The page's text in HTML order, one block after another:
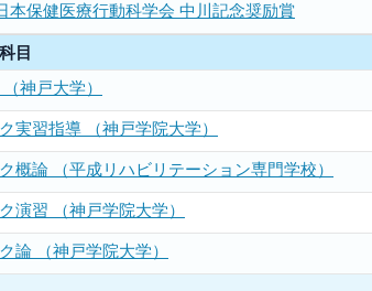
本保健医療行動科学会 中川記念奨励賞
目
神戸大学）
実習指導 （神戸学院大学）
概論 （平成リハビリテーション専門学校）
演習 （神戸学院大学）
論 （神戸学院大学）